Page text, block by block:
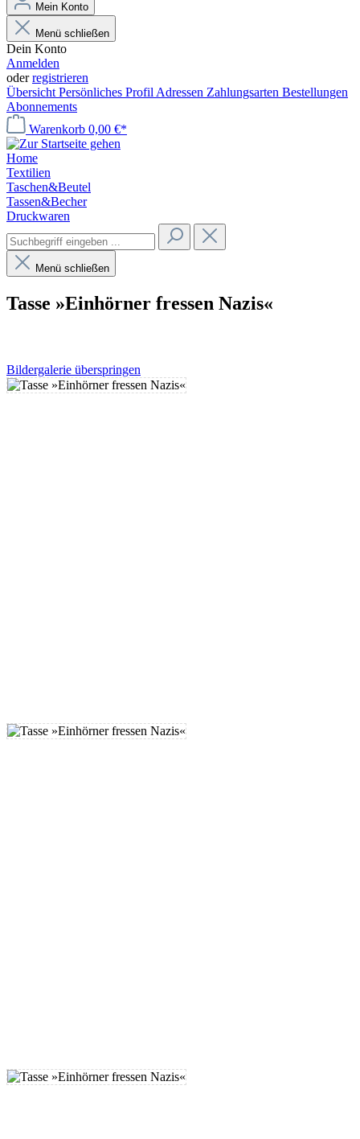
Mein Konto
Menü schließen
Dein Konto
Anmelden
oderregistrieren
Übersicht Persönliches Profil Adressen Zahlungsarten Bestellungen
Abonnements
Warenkorb 0,00 €*
Home
Textilien
Taschen&Beutel
Tassen&Becher
Druckwaren
Menü schließen
Tasse »Einhörner fressen Nazis«
Bildergalerie überspringen